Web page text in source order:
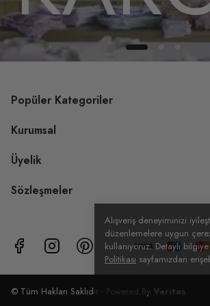
Alışveriş deneyiminizi
düzenlemelere uygun
kullanıyoruz. Detaylı
Politikası sayfamızdan
Popüler Kategoriler
Kurumsal
Üyelik
Sözleşmeler
© Tüm Hakları Saklıdır - Powered By Veritas